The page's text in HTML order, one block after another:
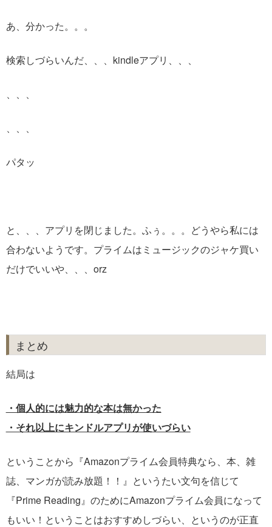
あ、分かった。。。
検索しづらいんだ、、、kindleアプリ、、、
、、、
、、、
パタッ
と、、、アプリを閉じました。ふぅ。。。どうやら私には
合わないようです。プライムはミュージックのジャケ買い
だけでいいや、、、orz
まとめ
結局は
・個人的には魅力的な本は無かった
・それ以上にキンドルアプリが使いづらい
ということから『Amazonプライム会員特典なら、本、雑
誌、マンガが読み放題！！』というたい文句を信じて
『Prime Reading』のためにAmazonプライム会員になって
もいい！ということはおすすめしづらい、というのが正直